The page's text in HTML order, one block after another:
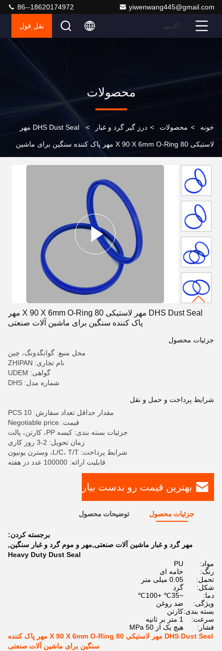
yiwenwang445@gmail.com
86--18620174972
نقل قول
محصولات
خونه > محصولات > درز گیر گرد و غبار > DHS Dust Seal مهر
لاستیکی 80 X 90 X 6mm O-Ring مهر پاک کننده سنگین برای ماشین
DHS Dust Seal مهر لاستیکی 80 X 90 X 6mm O-Ring مهر
پاک کننده سنگین برای ماشین آلات صنعتی
جزئیات محصول
محل منبع: گوانگدونگ، چین
نام تجاری: ZHIPAN
گواهی: UDEM
شماره مدل: DHS
شرایط پرداخت و حمل و نقل
مقدار حداقل تعداد سفارش: 10 PCS
قیمت: Negotiable price
جزئیات بسته بندی: کیسه PP، کارتن، پالت
زمان تحویل: 2-3 روز کاری
شرایط پرداخت: L/C، T/T، وسترن یونیون
قابلیت ارائه: 100000 عدد در هفته
بهترین قیمت رو بدست بیار
جزئیات محصول توضیحات محصول
برجسته کردن:
مهر گرد و غبار ماشین آلات صنعتی,مهر و موم گرد و غبار سنگین,
Heavy Duty Dust Seal
مواد:
PU
رنگ:
خامه ای
تحمل:
0.05 میلی متر
شکل:
گرد
دما:
~35℃ +100℃
ویژگی:
ضد روغن
بسته بندی:کارتن
سرعت:
1 متر بر ثانیه
فشار:
هیچ یک از 50 MPa
DHS Dust Seal مهر لاستیکی 80 X 90 X 6mm O-Ring مهر پاک کننده
سنگین برای ماشین آلات صنعتی